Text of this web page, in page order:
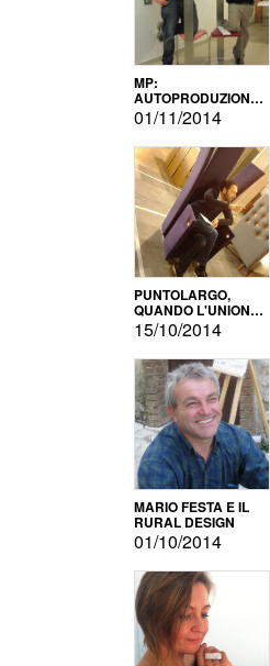
MP:
AUTOPRODUZIONE
E INNOVAZIONE
01/11/2014
PUNTOLARGO,
QUANDO L'UNIONE
FA LA FORZA E
VINCE
15/10/2014
MARIO FESTA E IL
RURAL DESIGN
01/10/2014